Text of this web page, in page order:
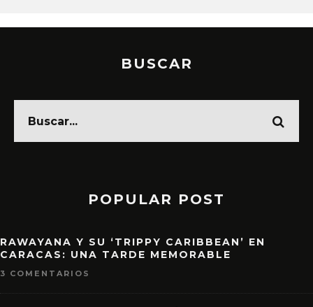
BUSCAR
POPULAR POST
RAWAYANA Y SU ‘TRIPPY CARIBBEAN’ EN
CARACAS: UNA TARDE MEMORABLE
3 COMENTARIOS